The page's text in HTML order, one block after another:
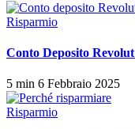
Risparmio
Conto Deposito
5 min 6 Febbraio 2025
Risparmio